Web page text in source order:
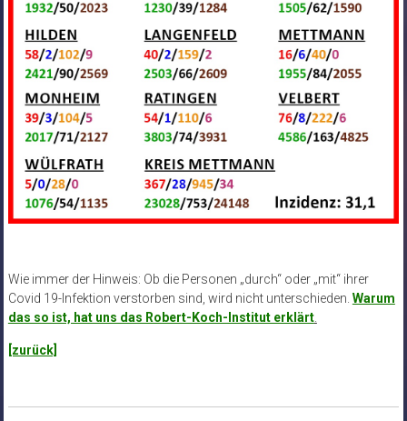
Wie immer der Hinweis: Ob die Personen „durch“ oder „mit“ ihrer
Covid 19-Infektion verstorben sind, wird nicht unterschieden. Warum
das so ist, hat uns das Robert-Koch-Institut erklärt.
[zurück]